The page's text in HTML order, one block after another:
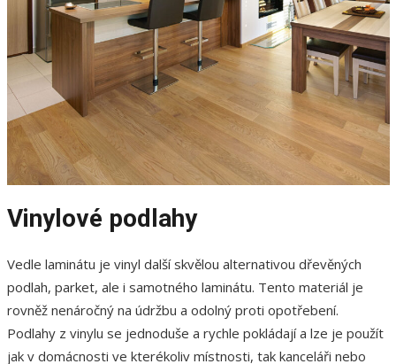
Vinylové podlahy
Vedle laminátu je vinyl další skvělou alternativou dřevěných
podlah, parket, ale i samotného laminátu. Tento materiál je
rovněž nenáročný na údržbu a odolný proti opotřebení.
Podlahy z vinylu se jednoduše a rychle pokládají a lze je použít
jak v domácnosti ve kterékoliv místnosti, tak kanceláři nebo